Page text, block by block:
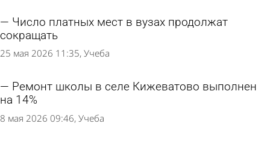
Число платных мест в вузах продолжат
сокращать
25 мая 2026 11:35 Учеба
Ремонт школы в селе Кижеватово выполнен
на 14%
8 мая 2026 09:46 Учеба